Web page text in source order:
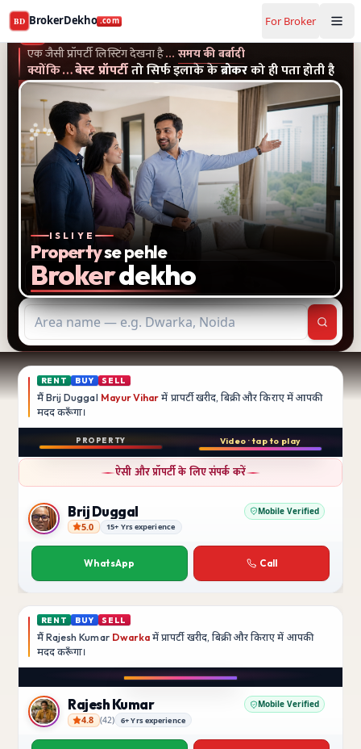
BD BrokerDekho .com For Broker
Buy and rent property in Delhi — mobile-verified brokers
BrokerDekho
एक जैसी प्रॉपर्टी लिस्टिंग देखना है… समय की बर्बादी
क्योंकि…बेस्ट प्रॉपर्टीतो सिर्फ इलाके केब्रोकरको ही पता होती है
एक जैसी प्रॉपर्टी लिस्टिंग और पुराने विज्ञापन देखना है...समय की बर्बादी
ISLIYE
Propertyse pehle
Brokerdekho
RENT BUY SELL
मैं Brij Duggal Mayur Vihar में प्रापर्टी खरीद, बिक्री और किराए में आपकी
मददकरूँगा।
PROPERTY
बिक्री
3 BHK
Mayur Vihar
₹1.5 Crore
Video · tap to play
Instagram
ऐसी और प्रॉपर्टी के लिए संपर्क करें
Brij Duggal
Brij Duggal Mobile Verified
5.0 15+ Yrs experience
WhatsApp Call
RENT BUY SELL
मैं Rajesh Kumar Dwarka में प्रापर्टी खरीद, बिक्री और किराए में आपकी
मददकरूँगा।
Rajesh Kumar
Rajesh Kumar Mobile Verified
4.8 (42) 6+ Yrs experience